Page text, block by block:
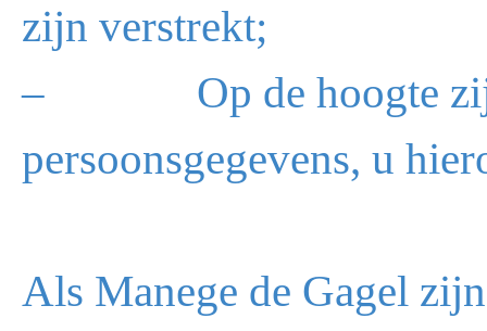
zijn verstrekt;
– Op de hoogte zijn
persoonsgegevens, u
Als Manege de Gagel